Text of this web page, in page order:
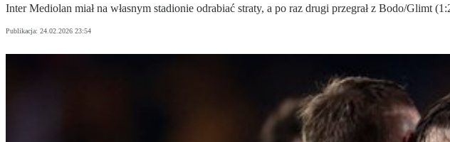
Inter Mediolan miał na własnym stadionie odrabiać straty, a po raz drugi przegrał z Bodo/
Publikacja: 24.02.2026 23:54